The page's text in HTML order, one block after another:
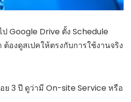
ป Google Drive ตั้ง Schedule
องดูสเปคให้ตรงกับการใช้งานจริง
ย 3 ปี ดูว่ามี On-site Service หรือ